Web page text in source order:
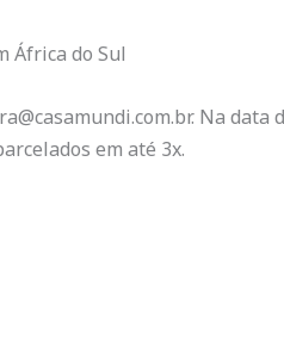
África do Sul
Na data
em até 3x.